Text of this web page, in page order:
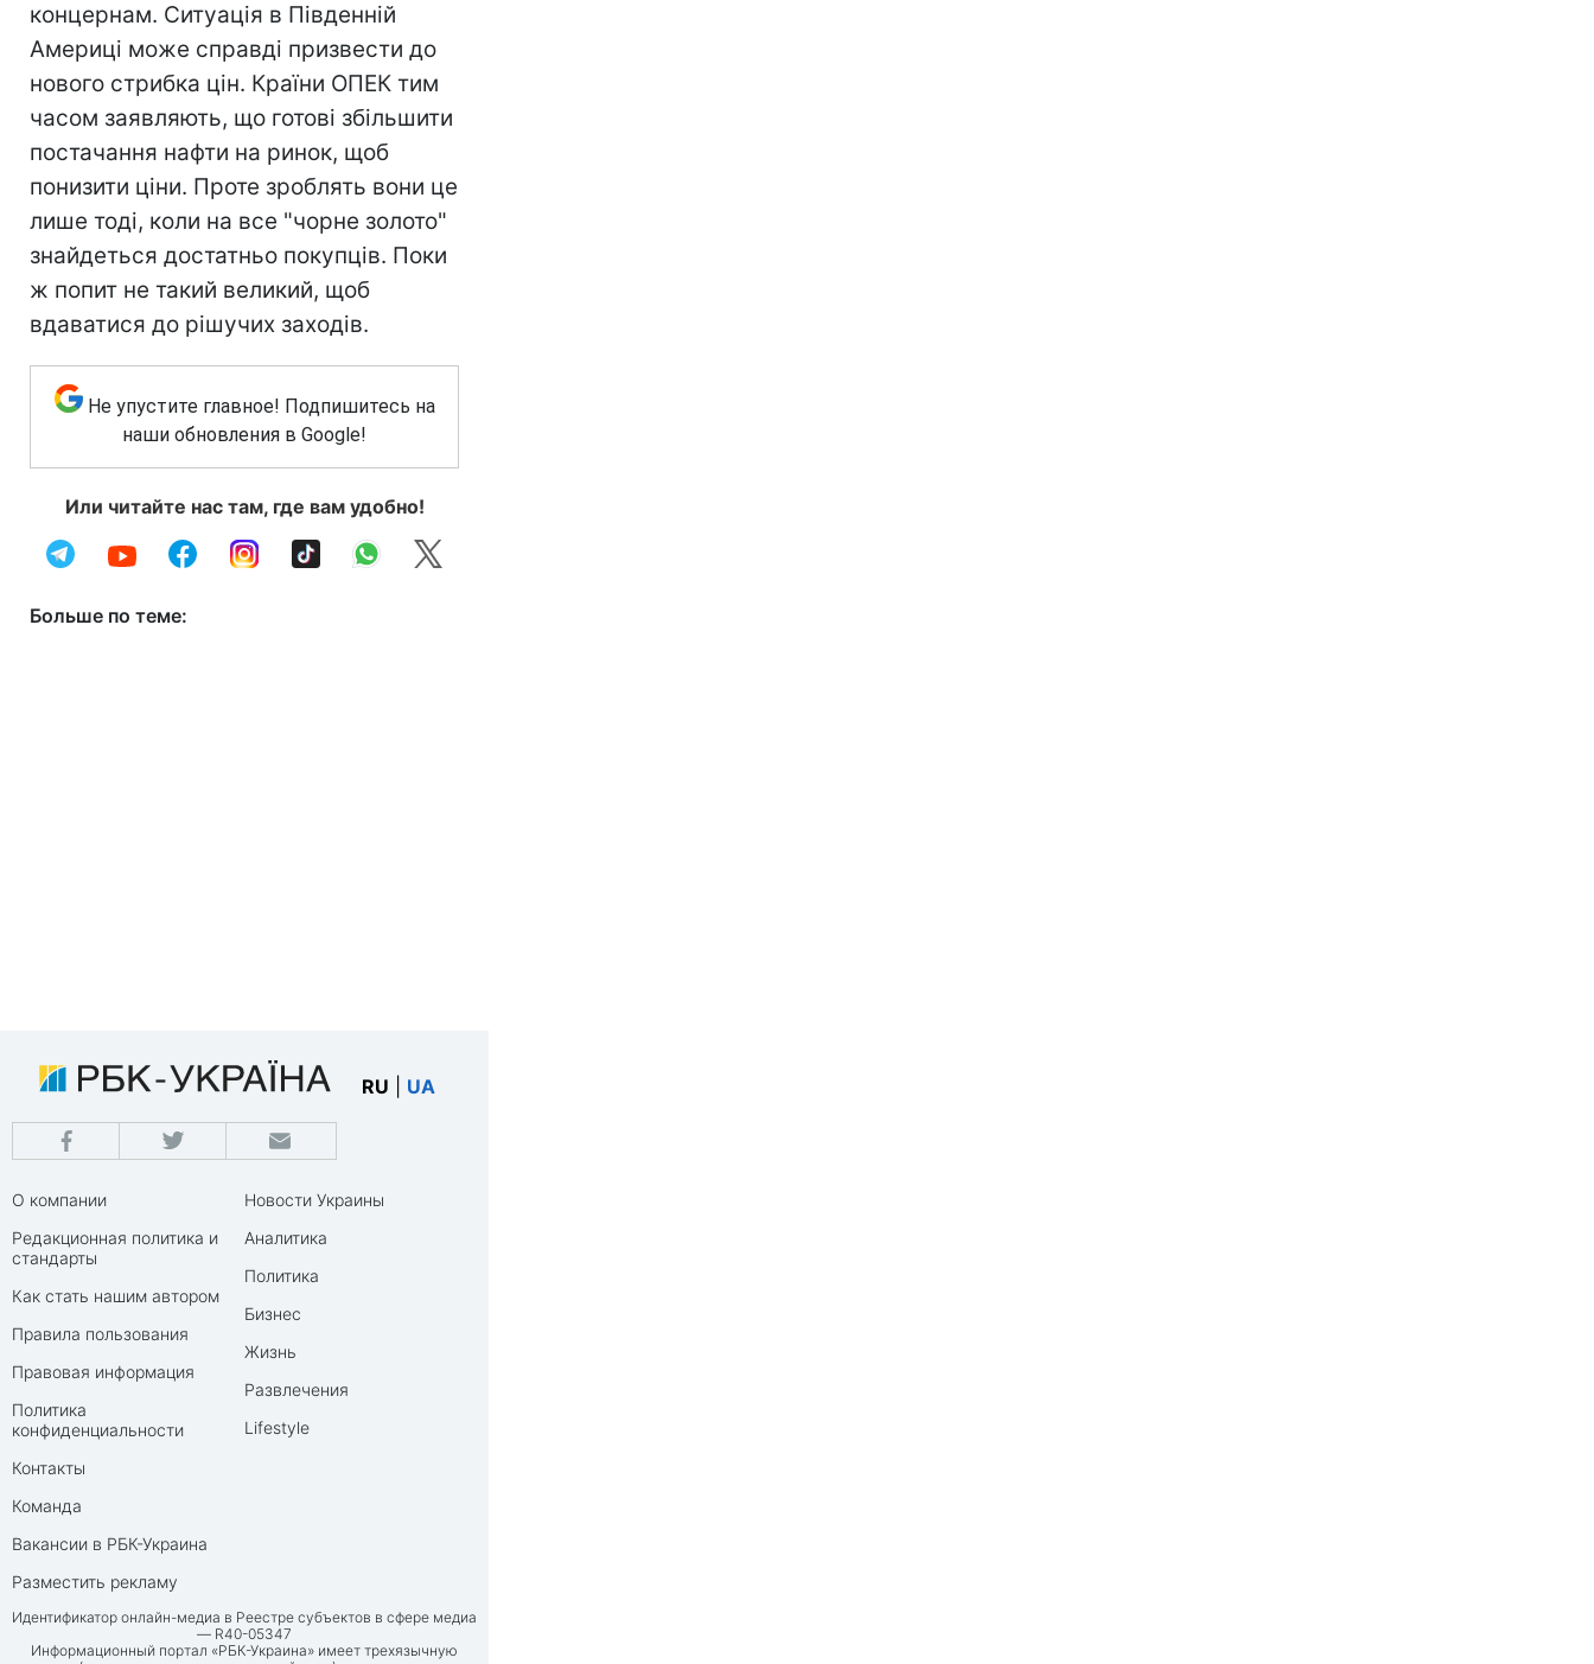
концернам. Ситуація в Південній
Америці може справді призвести до
нового стрибка цін. Країни ОПЕК тим
часом заявляють, що готові збільшити
постачання нафти на ринок, щоб
понизити ціни. Проте зроблять вони це
лише тоді, коли на все "чорне золото"
знайдеться достатньо покупців. Поки
ж попит не такий великий, щоб
вдаватися до рішучих заходів.
Не упустите главное! Подпишитесь на
наши обновления в Google!
Или читайте нас там, где вам удобно!
Больше по теме:
RU UA
О компании
Редакционная политика и
стандарты
Как стать нашим автором
Правила пользования
Правовая информация
Политика
конфиденциальности
Контакты
Команда
Вакансии в РБК-Украина
Разместить рекламу
Новости Украины
Аналитика
Политика
Бизнес
Жизнь
Развлечения
Lifestyle
Идентификатор онлайн-медиа в Реестре субъектов в сфере медиа
— R40-05347
Информационный портал «РБК-Украина» имеет трехязычную